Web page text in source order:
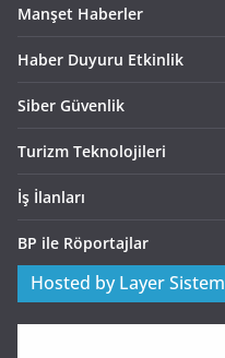
Manşet Haberler
Haber Duyuru Etkinlik
Siber Güvenlik
Turizm Teknolojileri
İş İlanları
BP ile Röportajlar
Hosted by Layer Sistem